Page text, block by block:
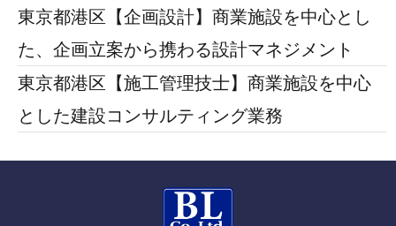
東京都港区【企画設計】商業施設を中心とし
た、企画立案から携わる設計マネジメント
東京都港区【施工管理技士】商業施設を中心
とした建設コンサルティング業務